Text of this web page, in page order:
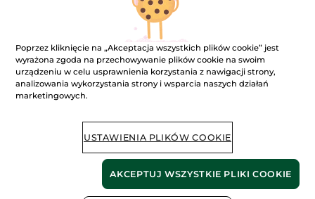
1197.50 zł / 1l
47.90 zł
WYBIERZ SWÓJ
KOLOR (4)
Poprzez kliknięcie na „Akceptacja wszystkich plików cookie” jest
wyrażona zgoda na przechowywanie plików cookie na swoim
urządzeniu w celu usprawnienia korzystania z nawigacji strony,
analizowania wykorzystania strony i wsparcia naszych działań
marketingowych.
USTAWIENIA PLIKÓW COOKIE
AKCEPTUJ WSZYSTKIE PLIKI COOKIE